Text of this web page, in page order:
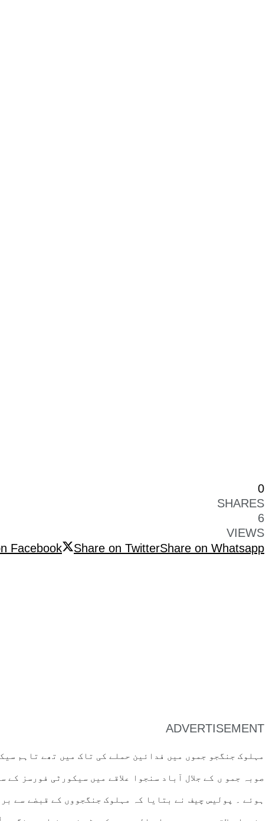
0
SHARES
6
VIEWS
Facebook
Share on TwitterShare on Whatsapp
ADVERTISEMENT
مہلوک جنگجو جموں میں فدائین حملے کی تاک میں تھے تاہم
صوبہ جمو ں کے جلال آباد سنجوا علاقے میں سیکورٹی فورسز
ہوئے ۔ پولیس چیف نے بتایا کہ مہلوک جنگجووں کے قبضے سے